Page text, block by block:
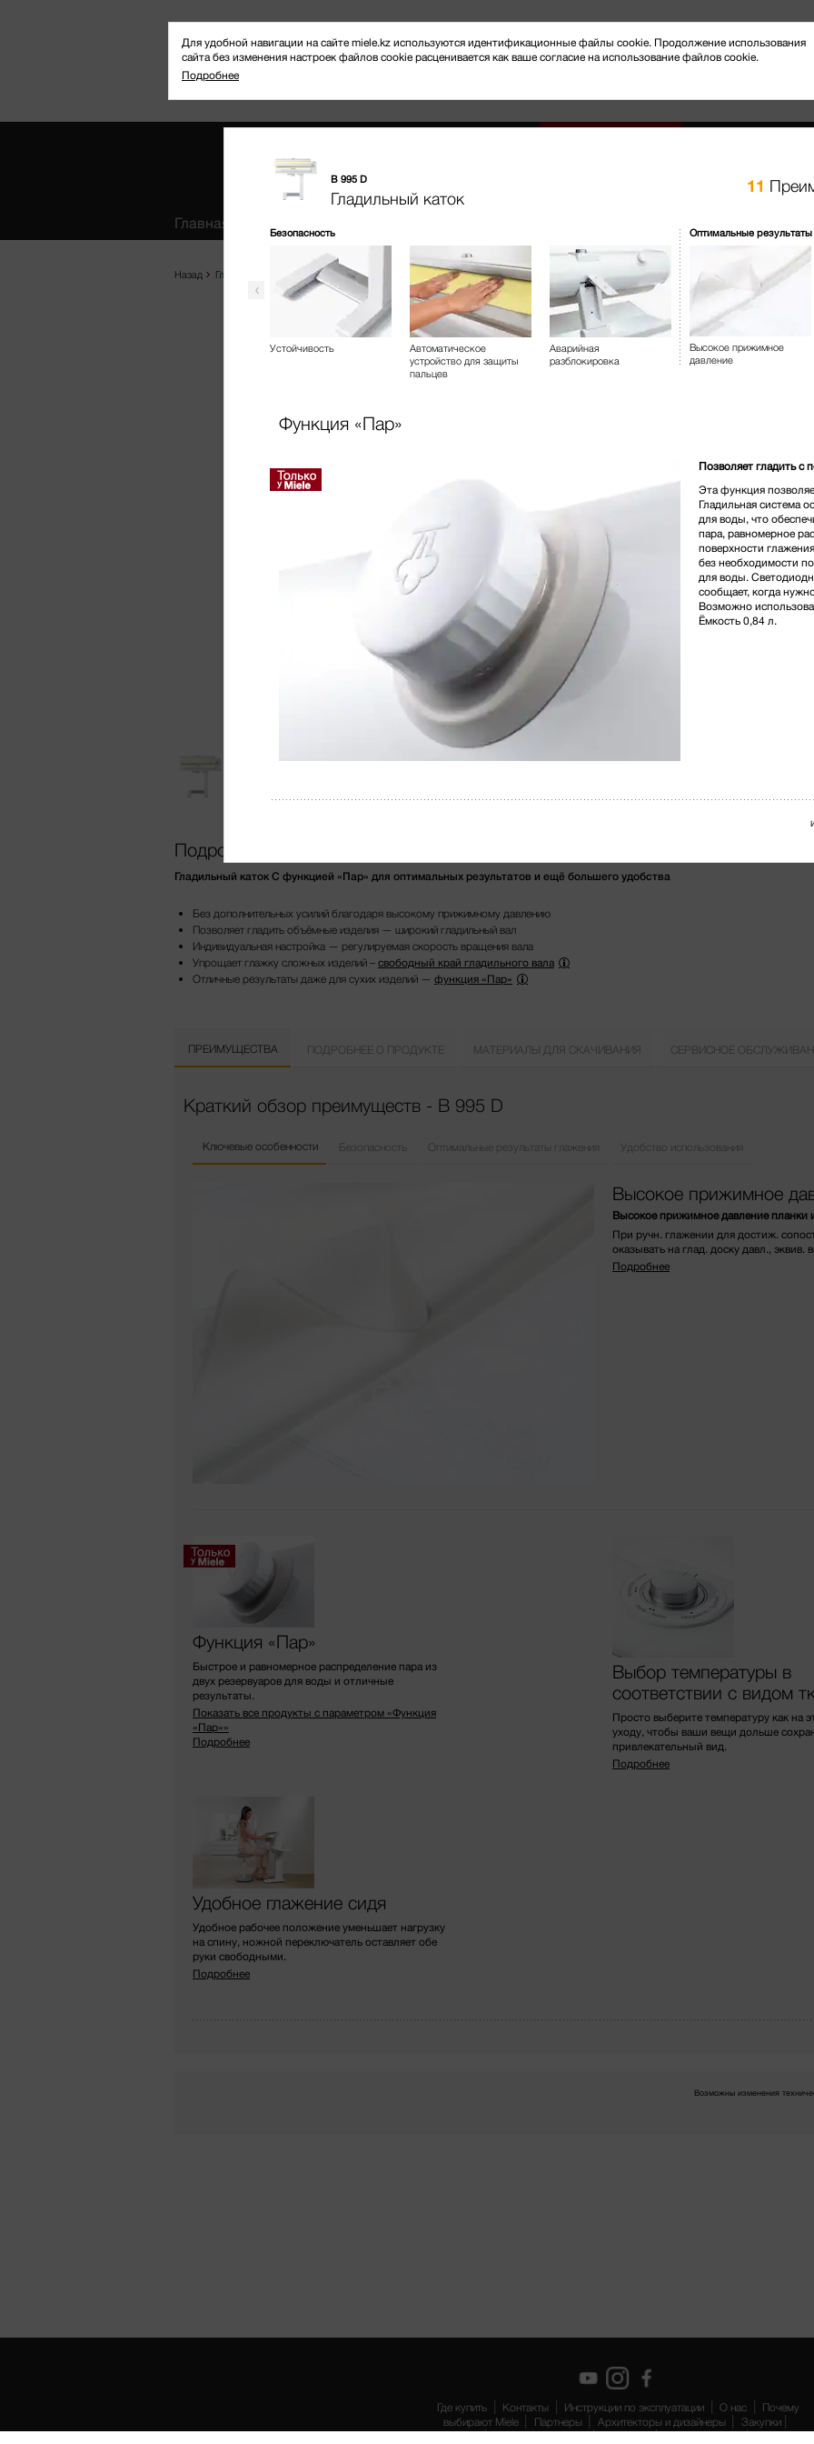
Для удобной навигации на сайте miele.kz используются идентификационные файлы cookie. Продолжение использования
сайта без изменения настроек файлов cookie расценивается как ваше согласие на использование файлов cookie.
Подробнее
Назад Главная Продукты Техника по уходу за бельём Гладильные системы и гладильные катки
B 995 D
Гладильный каток С
результатов и ещё
* Розничная цена
Подробнее о продукте
Гладильный каток С функцией «Пар» для оптимальных результатов и ещё большего удобства
Без дополнительных усилий благодаря высокому прижимному давлению
Позволяет гладить объёмные изделия — широкий гладильный вал
Индивидуальная настройка — регулируемая скорость вращения вала
Упрощает глажку сложных изделий – свободный край гладильного вала
Отличные результаты даже для сухих изделий — функция «Пар»
ПРЕИМУЩЕСТВА ПОДРОБНЕЕ О ПРОДУКТЕ МАТЕРИАЛЫ ДЛЯ СКАЧИВАНИЯ СЕРВИСНОЕ
Краткий обзор преимуществ - B 995 D
Ключевые особенности Безопасность Оптимальные результаты глажения Удобство использования
Высокое прижимное
Высокое прижимное давление планки
При ручн. глажении для достиж.
оказывать на глад. доску давл., эквив.
Подробнее
Функция «Пар»
Быстрое и равномерное распределение пара из
двух резервуаров для воды и отличные
результаты.
Показать все продукты с параметром «Функция
«Пар»»
Подробнее
Выбор температуры в
соответствии с видом
Просто выберите температуру как на
уходу, чтобы ваши вещи дольше
привлекательный вид.
Подробнее
Удобное глажение сидя
Удобное рабочее положение уменьшает нагрузку
на спину, ножной переключатель оставляет обе
руки свободными.
Подробнее
Возможны изменения
Главная
Где купить Контакты Инструкции по эксплуатации О нас
Почему
выбирают Miele
Партнеры Архитекторы и дизайнеры
Закупки
Suppliers
Работа в компании miele.com Защита данных
Правовая
B 995 D
Гладильный каток
11
Безопасность
Устойчивость
Автоматическое
устройство для защиты
пальцев
Аварийная
разблокировка
Оптимальные
Высокое прижимное
давление
Функция «Пар»
Позволяет гладить с
Эта функция
Гладильная система
для воды, что
пара, равномерное
поверхности
без необходимости
для воды.
сообщает, когда
Возможно
Ёмкость 0,84 л.